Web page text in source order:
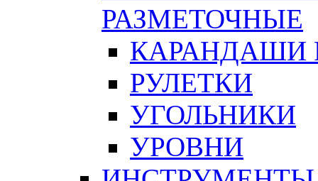
РАЗМЕТОЧНЫЕ
КАРАНДАШИ
РУЛЕТКИ
УГОЛЬНИКИ
УРОВНИ